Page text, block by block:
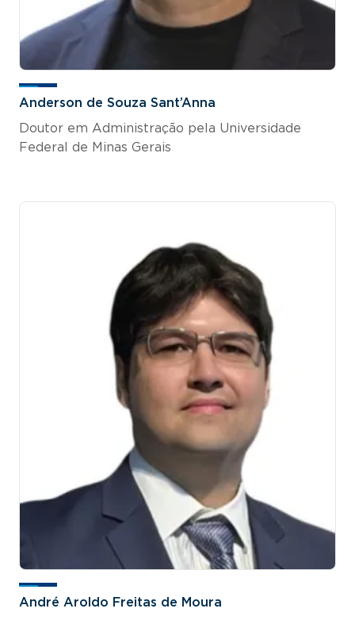
Anderson de Souza Sant’Anna
Doutor em Administração pela Universidade
Federal de Minas Gerais
André Aroldo Freitas de Moura